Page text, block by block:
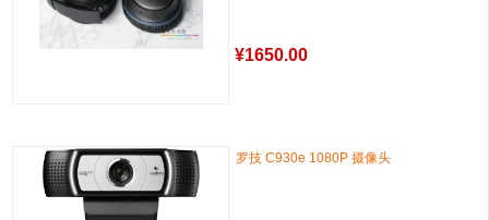
¥1650.00
罗技 C930e 1080P 摄像头